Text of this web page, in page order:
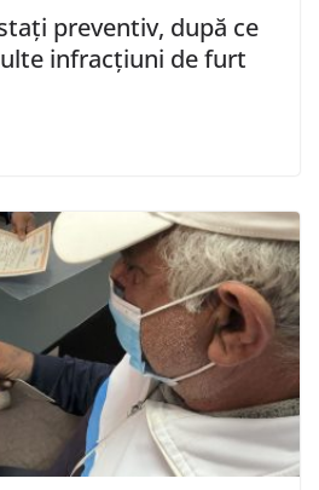
preventiv, după ce
infracţiuni de furt